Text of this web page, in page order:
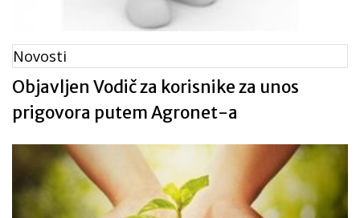
Novosti
Objavljen Vodič za korisnike za unos
prigovora putem Agronet-a